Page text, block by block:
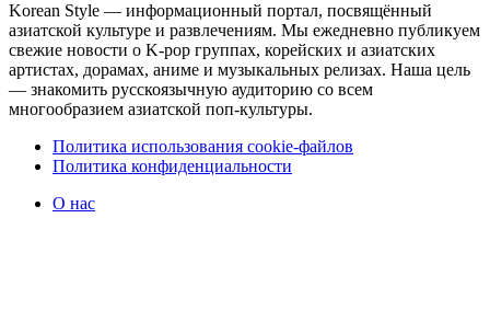
Korean Style — информационный портал, посвящённый
азиатской культуре и развлечениям. Мы ежедневно публикуем
свежие новости о K-pop группах, корейских и азиатских
артистах, дорамах, аниме и музыкальных релизах. Наша цель
— знакомить русскоязычную аудиторию со всем
многообразием азиатской поп-культуры.
Политика использования cookie-файлов
Политика конфиденциальности
О нас